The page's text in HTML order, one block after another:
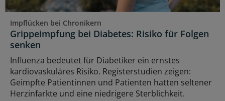
Impflücken bei Chronikern
Grippeimpfung bei Diabetes: Risiko für Folgen
senken
Influenza bedeutet für Diabetiker ein ernstes
kardiovaskuläres Risiko. Registerstudien zeigen:
Geimpfte Patientinnen und Patienten hatten seltener
Herzinfarkte und eine niedrigere Sterblichkeit.